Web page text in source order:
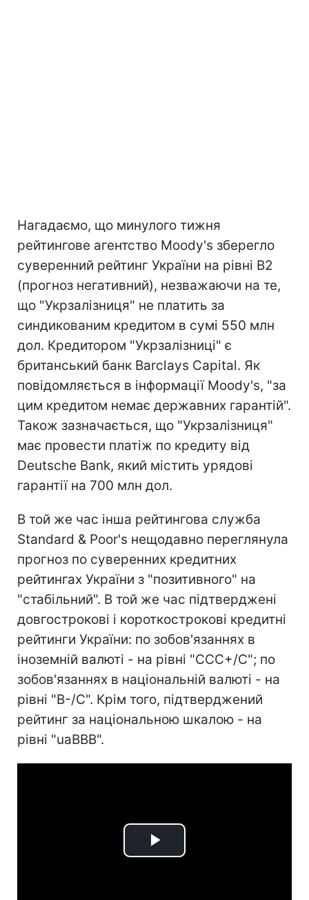
Нагадаємо, що минулого тижня
рейтингове агентство Moody's зберегло
суверенний рейтинг України на рівні B2
(прогноз негативний), незважаючи на те,
що "Укрзалізниця" не платить за
синдикованим кредитом в сумі 550 млн
дол. Кредитором "Укрзалізниці" є
британський банк Barclays Capital. Як
повідомляється в інформації Moody's, "за
цим кредитом немає державних гарантій".
Також зазначається, що "Укрзалізниця"
має провести платіж по кредиту від
Deutsche Bank, який містить урядові
гарантії на 700 млн дол.
В той же час інша рейтингова служба
Standard & Poor's нещодавно переглянула
прогноз по суверенних кредитних
рейтингах України з "позитивного" на
"стабільний". В той же час підтверджені
довгострокові і короткострокові кредитні
рейтинги України: по зобов'язаннях в
іноземній валюті - на рівні "CСС+/С"; по
зобов'язаннях в національній валюті - на
рівні "В-/С". Крім того, підтверджений
рейтинг за національною шкалою - на
рівні "uaBBB".
Play